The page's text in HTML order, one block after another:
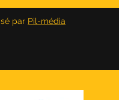
par Pil-média